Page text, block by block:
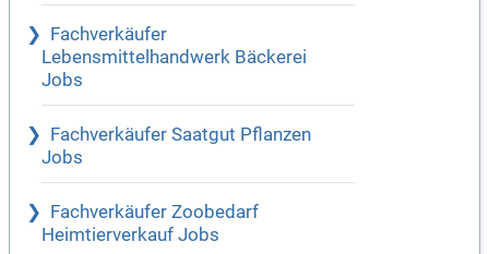
Fachverkäufer
Lebensmittelhandwerk Bäckerei
Jobs
Fachverkäufer Saatgut Pflanzen
Jobs
Fachverkäufer Zoobedarf
Heimtierverkauf Jobs